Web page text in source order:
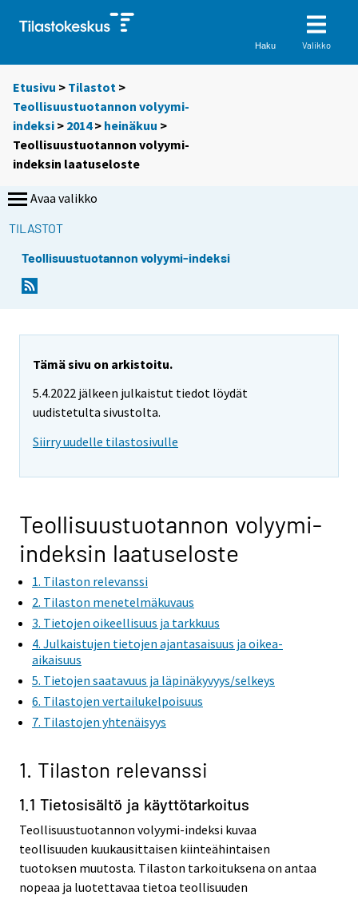
Haku Valikko
Etusivu > Tilastot >
Teollisuustuotannon volyymi-
indeksi > 2014> heinäkuu >
Teollisuustuotannon volyymi-
indeksin laatuseloste
Avaa valikko
TILASTOT
Teollisuustuotannon volyymi-indeksi
Tämä sivu on arkistoitu.
5.4.2022 jälkeen julkaistut tiedot löydät
uudistetulta sivustolta.
Siirry uudelle tilastosivulle
Teollisuustuotannon volyymi-
indeksin laatuseloste
1. Tilaston relevanssi
2. Tilaston menetelmäkuvaus
3. Tietojen oikeellisuus ja tarkkuus
4. Julkaistujen tietojen ajantasaisuus ja oikea-
aikaisuus
5. Tietojen saatavuus ja läpinäkyvyys/selkeys
6. Tilastojen vertailukelpoisuus
7. Tilastojen yhtenäisyys
1. Tilaston relevanssi
1.1 Tietosisältö ja käyttötarkoitus
Teollisuustuotannon volyymi-indeksi kuvaa
teollisuuden kuukausittaisen kiinteähintaisen
tuotoksen muutosta. Tilaston tarkoituksena on antaa
nopeaa ja luotettavaa tietoa teollisuuden